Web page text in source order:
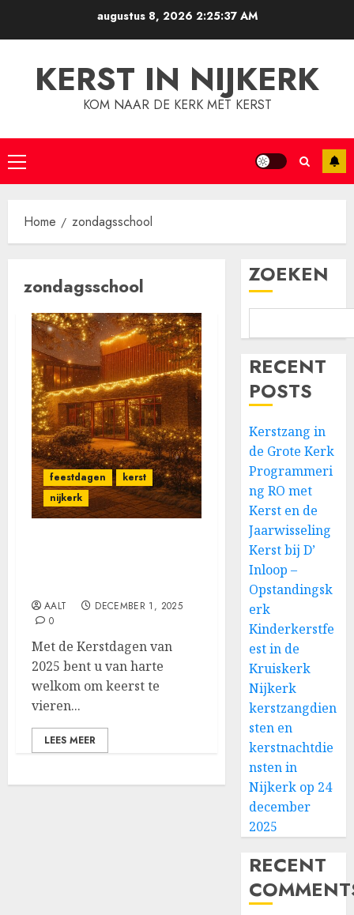
augustus 8, 2026 2:25:38 AM
KERST IN NIJKERK
KOM NAAR DE KERK MET KERST
Primair
menu
Home zondagsschool
zondagsschool
feestdagen
kerst
nijkerk
AALT
DECEMBER 1, 2025
0
Met de Kerstdagen van
2025 bent u van harte
welkom om keerst te
vieren...
LEES MEER
ZOEKEN
RECENT
POSTS
Kerstzang in
de Grote Kerk
Programmeri
ng RO met
Kerst en de
Jaarwisseling
Kerst bij D’
Inloop –
Opstandingsk
erk
Kinderkerstfe
est in de
Kruiskerk
Nijkerk
kerstzangdien
sten en
kerstnachtdie
nsten in
Nijkerk op 24
december
2025
RECENT